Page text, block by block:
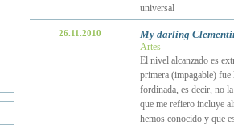
universal
26.11.2010 My darling
Artes
El nivel alcanzado es
primera (impagable)
fordinada, es decir, no
que me refiero incluye
hemos conocido y que